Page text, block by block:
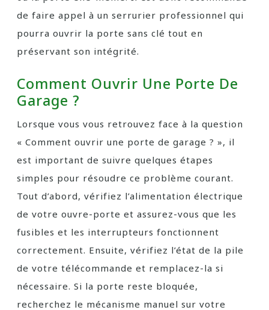
de faire appel à un serrurier professionnel qui
pourra ouvrir la porte sans clé tout en
préservant son intégrité.
Comment Ouvrir Une Porte De
Garage ?
Lorsque vous vous retrouvez face à la question
« Comment ouvrir une porte de garage ? », il
est important de suivre quelques étapes
simples pour résoudre ce problème courant.
Tout d’abord, vérifiez l’alimentation électrique
de votre ouvre-porte et assurez-vous que les
fusibles et les interrupteurs fonctionnent
correctement. Ensuite, vérifiez l’état de la pile
de votre télécommande et remplacez-la si
nécessaire. Si la porte reste bloquée,
recherchez le mécanisme manuel sur votre